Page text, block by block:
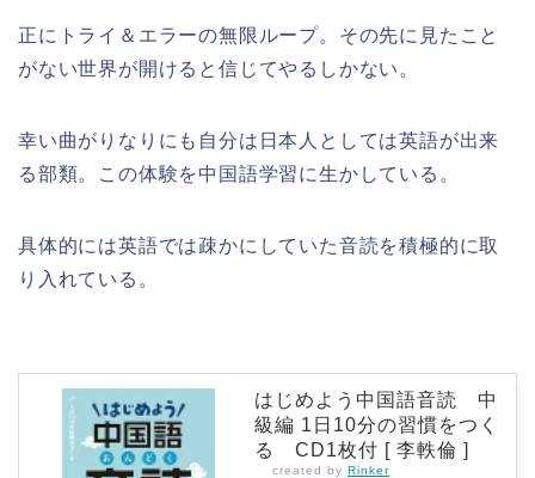
正にトライ＆エラーの無限ループ。その先に見たこと
がない世界が開けると信じてやるしかない。
幸い曲がりなりにも自分は日本人としては英語が出来
る部類。この体験を中国語学習に生かしている。
具体的には英語では疎かにしていた音読を積極的に取
り入れている。
はじめよう中国語音読 中
級編 1日10分の習慣をつく
る CD1枚付 [ 李軼倫 ]
created by Rinker